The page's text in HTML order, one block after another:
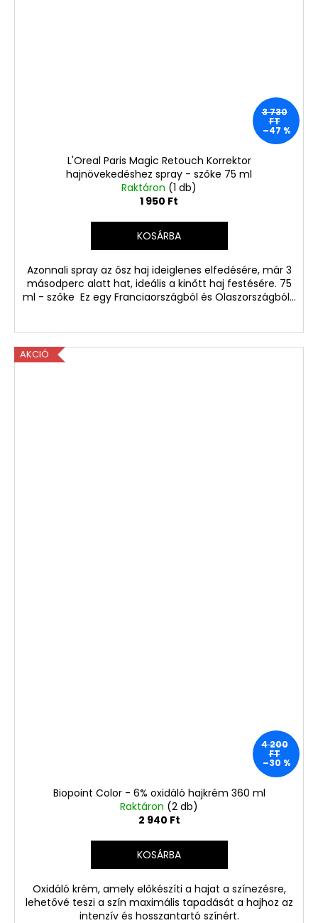
3 730
FT
–47 %
L'Oreal Paris Magic Retouch Korrektor
hajnövekedéshez spray - szőke 75 ml
Raktáron (1 db)
1 950 Ft
KOSÁRBA
Azonnali spray az ősz haj ideiglenes elfedésére, már 3
másodperc alatt hat, ideális a kinőtt haj festésére. 75
ml - szőke Ez egy Franciaországból és Olaszországból...
AKCIÓ
4 200
FT
–30 %
Biopoint Color - 6% oxidáló hajkrém 360 ml
Raktáron (2 db)
2 940 Ft
KOSÁRBA
Oxidáló krém, amely előkészíti a hajat a színezésre,
lehetővé teszi a szín maximális tapadását a hajhoz az
intenzív és hosszantartó színért.